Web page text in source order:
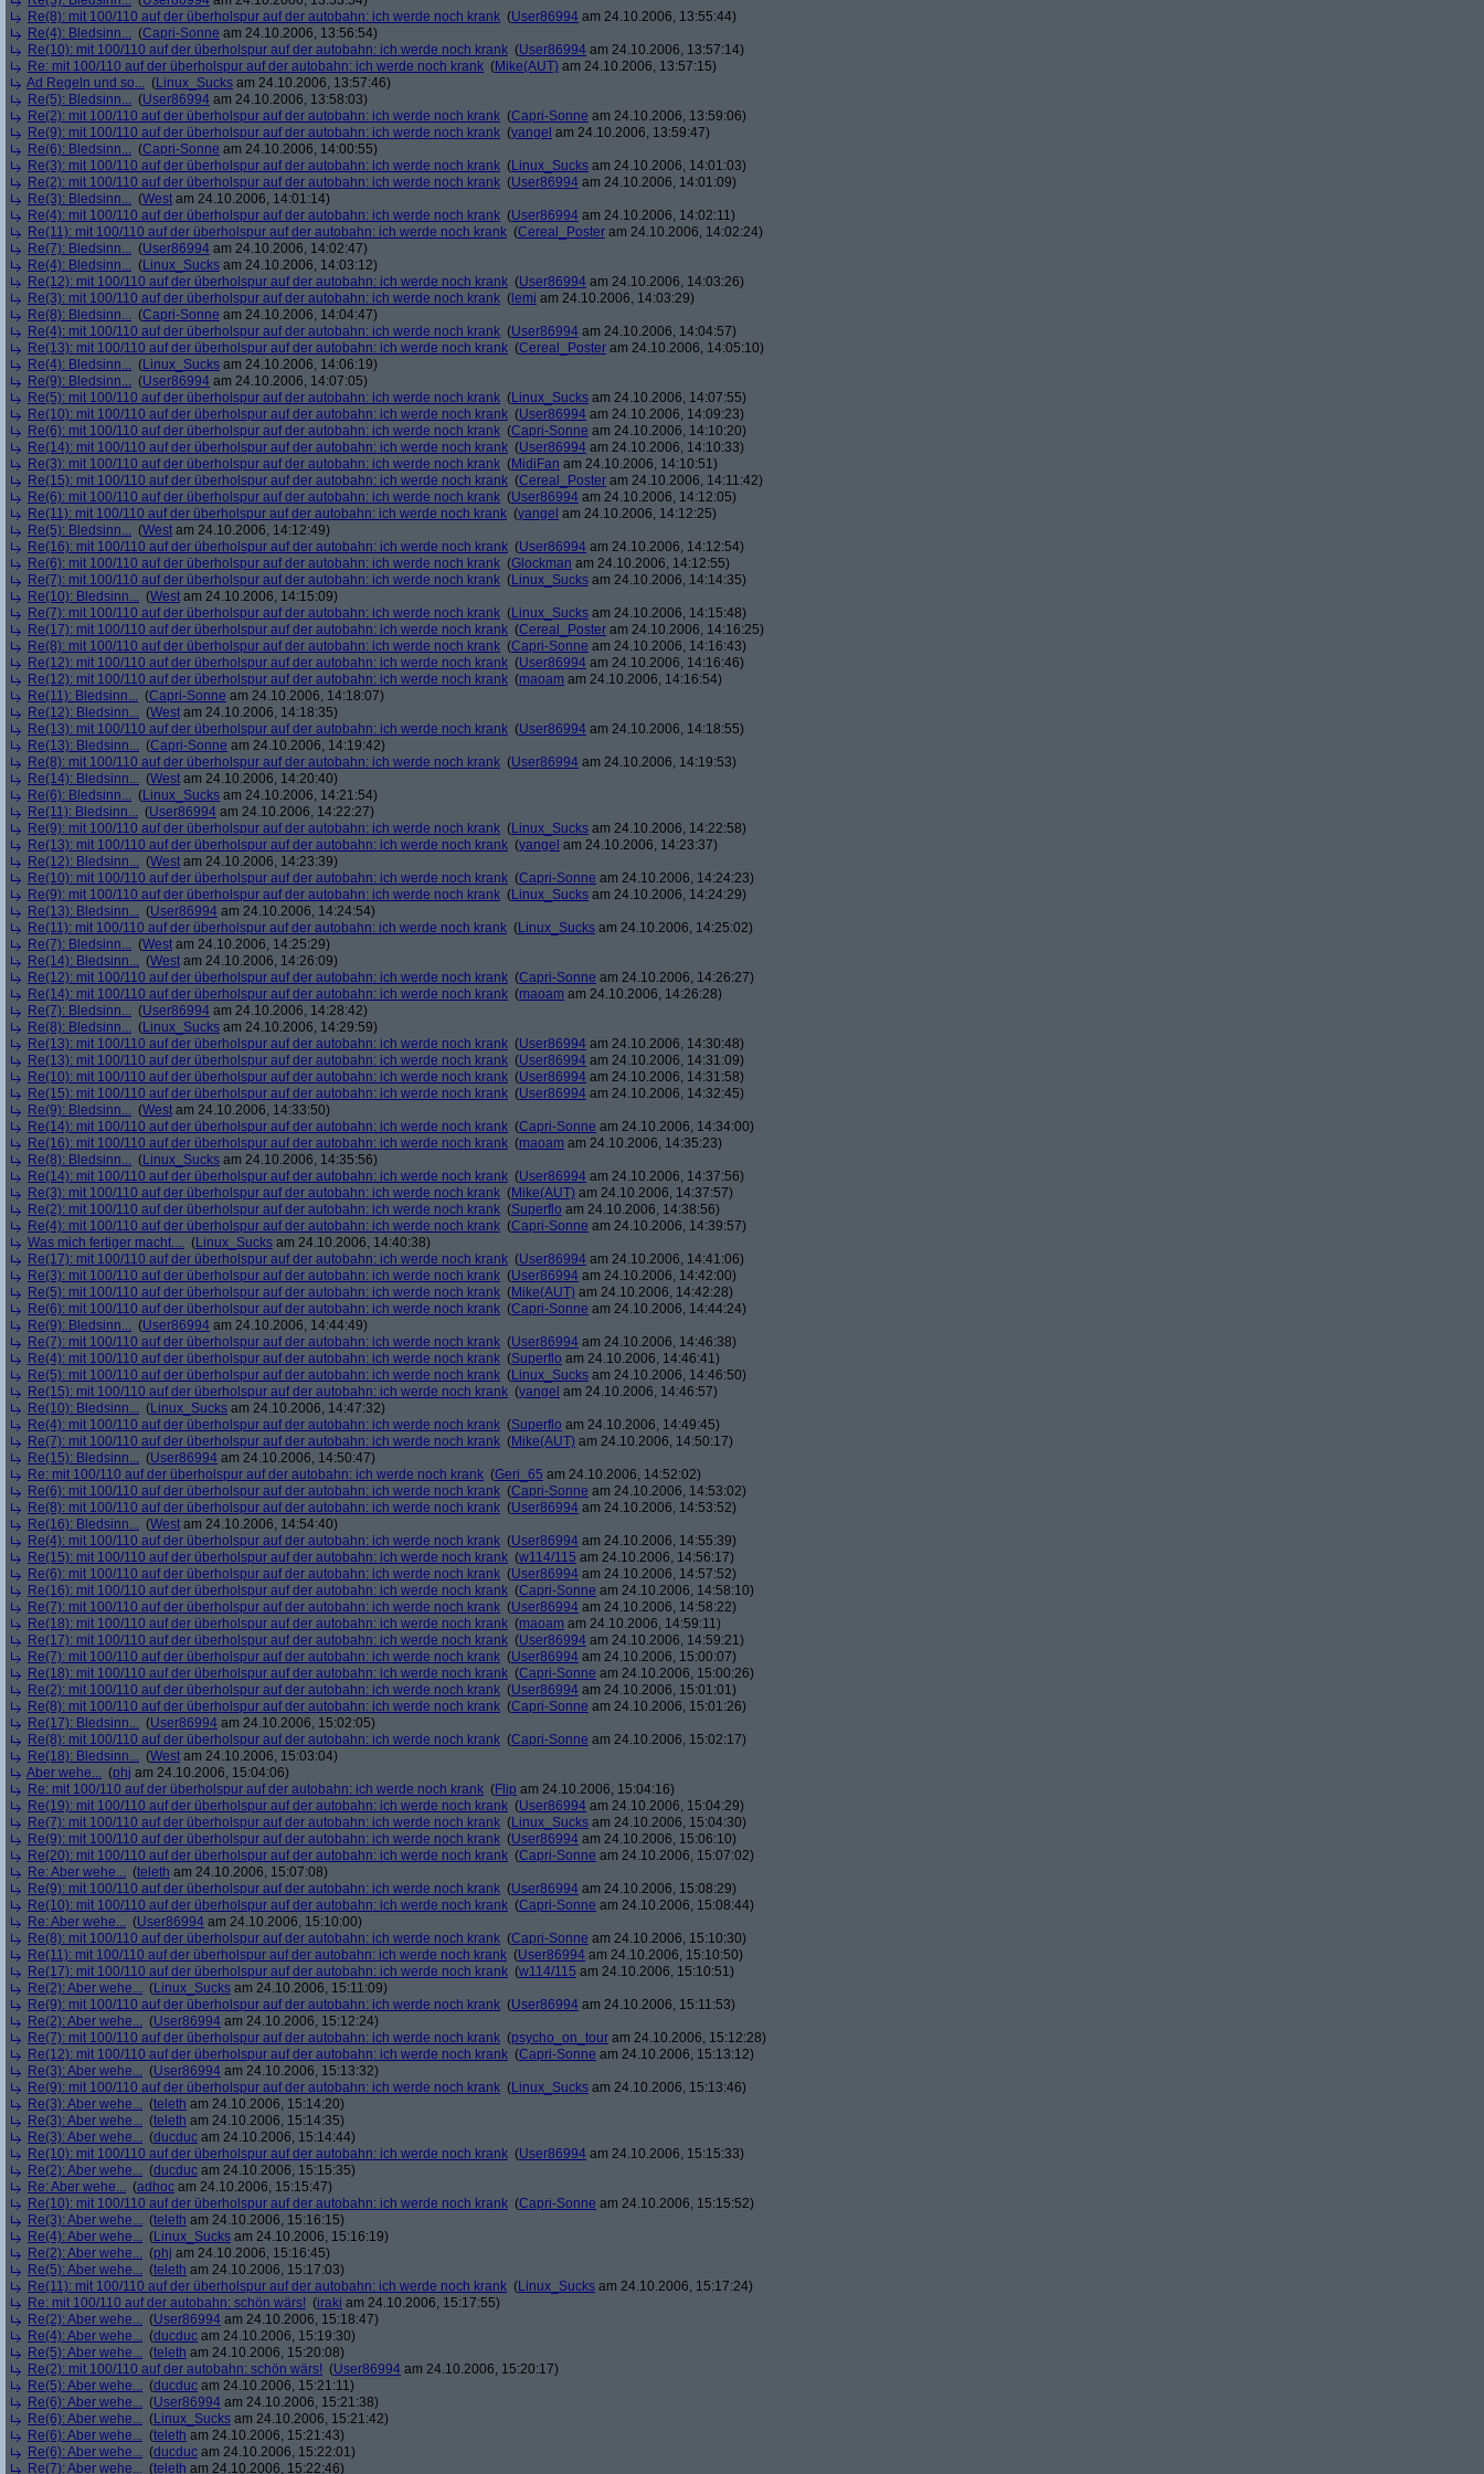
Re(8): mit 100/110 auf der überholspur auf der autobahn: ich werde noch krank (User86994 am 24.10.2006, 13:55:44)
Re(4): Bledsinn... (Capri-Sonne am 24.10.2006, 13:56:54)
Re(10): mit 100/110 auf der überholspur auf der autobahn: ich werde noch krank (User86994 am 24.10.2006, 13:57:14)
Re: mit 100/110 auf der überholspur auf der autobahn: ich werde noch krank (Mike(AUT) am 24.10.2006, 13:57:15)
Ad Regeln und so... (Linux_Sucks am 24.10.2006, 13:57:46)
Re(5): Bledsinn... (User86994 am 24.10.2006, 13:58:03)
Re(2): mit 100/110 auf der überholspur auf der autobahn: ich werde noch krank (Capri-Sonne am 24.10.2006, 13:59:06)
Re(9): mit 100/110 auf der überholspur auf der autobahn: ich werde noch krank (yangel am 24.10.2006, 13:59:47)
Re(6): Bledsinn... (Capri-Sonne am 24.10.2006, 14:00:55)
Re(3): mit 100/110 auf der überholspur auf der autobahn: ich werde noch krank (Linux_Sucks am 24.10.2006, 14:01:03)
Re(2): mit 100/110 auf der überholspur auf der autobahn: ich werde noch krank (User86994 am 24.10.2006, 14:01:09)
Re(3): Bledsinn... (West am 24.10.2006, 14:01:14)
Re(4): mit 100/110 auf der überholspur auf der autobahn: ich werde noch krank (User86994 am 24.10.2006, 14:02:11)
Re(11): mit 100/110 auf der überholspur auf der autobahn: ich werde noch krank (Cereal_Poster am 24.10.2006, 14:02:24)
Re(7): Bledsinn... (User86994 am 24.10.2006, 14:02:47)
Re(4): Bledsinn... (Linux_Sucks am 24.10.2006, 14:03:12)
Re(12): mit 100/110 auf der überholspur auf der autobahn: ich werde noch krank (User86994 am 24.10.2006, 14:03:26)
Re(3): mit 100/110 auf der überholspur auf der autobahn: ich werde noch krank ( lemi am 24.10.2006, 14:03:29)
Re(8): Bledsinn... (Capri-Sonne am 24.10.2006, 14:04:47)
Re(4): mit 100/110 auf der überholspur auf der autobahn: ich werde noch krank (User86994 am 24.10.2006, 14:04:57)
Re(13): mit 100/110 auf der überholspur auf der autobahn: ich werde noch krank (Cereal_Poster am 24.10.2006, 14:05:10)
Re(4): Bledsinn... (Linux_Sucks am 24.10.2006, 14:06:19)
Re(9): Bledsinn... (User86994 am 24.10.2006, 14:07:05)
Re(5): mit 100/110 auf der überholspur auf der autobahn: ich werde noch krank (Linux_Sucks am 24.10.2006, 14:07:55)
Re(10): mit 100/110 auf der überholspur auf der autobahn: ich werde noch krank (User86994 am 24.10.2006, 14:09:23)
Re(6): mit 100/110 auf der überholspur auf der autobahn: ich werde noch krank (Capri-Sonne am 24.10.2006, 14:10:20)
Re(14): mit 100/110 auf der überholspur auf der autobahn: ich werde noch krank (User86994 am 24.10.2006, 14:10:33)
Re(3): mit 100/110 auf der überholspur auf der autobahn: ich werde noch krank (MidiFan am 24.10.2006, 14:10:51)
Re(15): mit 100/110 auf der überholspur auf der autobahn: ich werde noch krank (Cereal_Poster am 24.10.2006, 14:11:42)
Re(6): mit 100/110 auf der überholspur auf der autobahn: ich werde noch krank (User86994 am 24.10.2006, 14:12:05)
Re(11): mit 100/110 auf der überholspur auf der autobahn: ich werde noch krank (yangel am 24.10.2006, 14:12:25)
Re(5): Bledsinn... (West am 24.10.2006, 14:12:49)
Re(16): mit 100/110 auf der überholspur auf der autobahn: ich werde noch krank (User86994 am 24.10.2006, 14:12:54)
Re(6): mit 100/110 auf der überholspur auf der autobahn: ich werde noch krank (Glockman am 24.10.2006, 14:12:55)
Re(7): mit 100/110 auf der überholspur auf der autobahn: ich werde noch krank (Linux_Sucks am 24.10.2006, 14:14:35)
Re(10): Bledsinn... (West am 24.10.2006, 14:15:09)
Re(7): mit 100/110 auf der überholspur auf der autobahn: ich werde noch krank (Linux_Sucks am 24.10.2006, 14:15:48)
Re(17): mit 100/110 auf der überholspur auf der autobahn: ich werde noch krank (Cereal_Poster am 24.10.2006, 14:16:25)
Re(8): mit 100/110 auf der überholspur auf der autobahn: ich werde noch krank (Capri-Sonne am 24.10.2006, 14:16:43)
Re(12): mit 100/110 auf der überholspur auf der autobahn: ich werde noch krank (User86994 am 24.10.2006, 14:16:46)
Re(12): mit 100/110 auf der überholspur auf der autobahn: ich werde noch krank (maoam am 24.10.2006, 14:16:54)
Re(11): Bledsinn... (Capri-Sonne am 24.10.2006, 14:18:07)
Re(12): Bledsinn... (West am 24.10.2006, 14:18:35)
Re(13): mit 100/110 auf der überholspur auf der autobahn: ich werde noch krank (User86994 am 24.10.2006, 14:18:55)
Re(13): Bledsinn... (Capri-Sonne am 24.10.2006, 14:19:42)
Re(8): mit 100/110 auf der überholspur auf der autobahn: ich werde noch krank (User86994 am 24.10.2006, 14:19:53)
Re(14): Bledsinn... (West am 24.10.2006, 14:20:40)
Re(6): Bledsinn... (Linux_Sucks am 24.10.2006, 14:21:54)
Re(11): Bledsinn... (User86994 am 24.10.2006, 14:22:27)
Re(9): mit 100/110 auf der überholspur auf der autobahn: ich werde noch krank (Linux_Sucks am 24.10.2006, 14:22:58)
Re(13): mit 100/110 auf der überholspur auf der autobahn: ich werde noch krank (yangel am 24.10.2006, 14:23:37)
Re(12): Bledsinn... (West am 24.10.2006, 14:23:39)
Re(10): mit 100/110 auf der überholspur auf der autobahn: ich werde noch krank (Capri-Sonne am 24.10.2006, 14:24:23)
Re(9): mit 100/110 auf der überholspur auf der autobahn: ich werde noch krank (Linux_Sucks am 24.10.2006, 14:24:29)
Re(13): Bledsinn... (User86994 am 24.10.2006, 14:24:54)
Re(11): mit 100/110 auf der überholspur auf der autobahn: ich werde noch krank (Linux_Sucks am 24.10.2006, 14:25:02)
Re(7): Bledsinn... (West am 24.10.2006, 14:25:29)
Re(14): Bledsinn... (West am 24.10.2006, 14:26:09)
Re(12): mit 100/110 auf der überholspur auf der autobahn: ich werde noch krank (Capri-Sonne am 24.10.2006, 14:26:27)
Re(14): mit 100/110 auf der überholspur auf der autobahn: ich werde noch krank (maoam am 24.10.2006, 14:26:28)
Re(7): Bledsinn... (User86994 am 24.10.2006, 14:28:42)
Re(8): Bledsinn... (Linux_Sucks am 24.10.2006, 14:29:59)
Re(13): mit 100/110 auf der überholspur auf der autobahn: ich werde noch krank (User86994 am 24.10.2006, 14:30:48)
Re(13): mit 100/110 auf der überholspur auf der autobahn: ich werde noch krank (User86994 am 24.10.2006, 14:31:09)
Re(10): mit 100/110 auf der überholspur auf der autobahn: ich werde noch krank (User86994 am 24.10.2006, 14:31:58)
Re(15): mit 100/110 auf der überholspur auf der autobahn: ich werde noch krank (User86994 am 24.10.2006, 14:32:45)
Re(9): Bledsinn... (West am 24.10.2006, 14:33:50)
Re(14): mit 100/110 auf der überholspur auf der autobahn: ich werde noch krank (Capri-Sonne am 24.10.2006, 14:34:00)
Re(16): mit 100/110 auf der überholspur auf der autobahn: ich werde noch krank (maoam am 24.10.2006, 14:35:23)
Re(8): Bledsinn... (Linux_Sucks am 24.10.2006, 14:35:56)
Re(14): mit 100/110 auf der überholspur auf der autobahn: ich werde noch krank (User86994 am 24.10.2006, 14:37:56)
Re(3): mit 100/110 auf der überholspur auf der autobahn: ich werde noch krank (Mike(AUT) am 24.10.2006, 14:37:57)
Re(2): mit 100/110 auf der überholspur auf der autobahn: ich werde noch krank (Superflo am 24.10.2006, 14:38:56)
Re(4): mit 100/110 auf der überholspur auf der autobahn: ich werde noch krank (Capri-Sonne am 24.10.2006, 14:39:57)
Was mich fertiger macht.... (Linux_Sucks am 24.10.2006, 14:40:38)
Re(17): mit 100/110 auf der überholspur auf der autobahn: ich werde noch krank (User86994 am 24.10.2006, 14:41:06)
Re(3): mit 100/110 auf der überholspur auf der autobahn: ich werde noch krank (User86994 am 24.10.2006, 14:42:00)
Re(5): mit 100/110 auf der überholspur auf der autobahn: ich werde noch krank (Mike(AUT) am 24.10.2006, 14:42:28)
Re(6): mit 100/110 auf der überholspur auf der autobahn: ich werde noch krank (Capri-Sonne am 24.10.2006, 14:44:24)
Re(9): Bledsinn... (User86994 am 24.10.2006, 14:44:49)
Re(7): mit 100/110 auf der überholspur auf der autobahn: ich werde noch krank (User86994 am 24.10.2006, 14:46:38)
Re(4): mit 100/110 auf der überholspur auf der autobahn: ich werde noch krank (Superflo am 24.10.2006, 14:46:41)
Re(5): mit 100/110 auf der überholspur auf der autobahn: ich werde noch krank (Linux_Sucks am 24.10.2006, 14:46:50)
Re(15): mit 100/110 auf der überholspur auf der autobahn: ich werde noch krank (yangel am 24.10.2006, 14:46:57)
Re(10): Bledsinn... (Linux_Sucks am 24.10.2006, 14:47:32)
Re(4): mit 100/110 auf der überholspur auf der autobahn: ich werde noch krank (Superflo am 24.10.2006, 14:49:45)
Re(7): mit 100/110 auf der überholspur auf der autobahn: ich werde noch krank (Mike(AUT) am 24.10.2006, 14:50:17)
Re(15): Bledsinn... (User86994 am 24.10.2006, 14:50:47)
Re: mit 100/110 auf der überholspur auf der autobahn: ich werde noch krank (Geri_65 am 24.10.2006, 14:52:02)
Re(6): mit 100/110 auf der überholspur auf der autobahn: ich werde noch krank (Capri-Sonne am 24.10.2006, 14:53:02)
Re(8): mit 100/110 auf der überholspur auf der autobahn: ich werde noch krank (User86994 am 24.10.2006, 14:53:52)
Re(16): Bledsinn... (West am 24.10.2006, 14:54:40)
Re(4): mit 100/110 auf der überholspur auf der autobahn: ich werde noch krank (User86994 am 24.10.2006, 14:55:39)
Re(15): mit 100/110 auf der überholspur auf der autobahn: ich werde noch krank (w114/115 am 24.10.2006, 14:56:17)
Re(6): mit 100/110 auf der überholspur auf der autobahn: ich werde noch krank (User86994 am 24.10.2006, 14:57:52)
Re(16): mit 100/110 auf der überholspur auf der autobahn: ich werde noch krank (Capri-Sonne am 24.10.2006, 14:58:10)
Re(7): mit 100/110 auf der überholspur auf der autobahn: ich werde noch krank (User86994 am 24.10.2006, 14:58:22)
Re(18): mit 100/110 auf der überholspur auf der autobahn: ich werde noch krank (maoam am 24.10.2006, 14:59:11)
Re(17): mit 100/110 auf der überholspur auf der autobahn: ich werde noch krank (User86994 am 24.10.2006, 14:59:21)
Re(7): mit 100/110 auf der überholspur auf der autobahn: ich werde noch krank (User86994 am 24.10.2006, 15:00:07)
Re(18): mit 100/110 auf der überholspur auf der autobahn: ich werde noch krank (Capri-Sonne am 24.10.2006, 15:00:26)
Re(2): mit 100/110 auf der überholspur auf der autobahn: ich werde noch krank (User86994 am 24.10.2006, 15:01:01)
Re(8): mit 100/110 auf der überholspur auf der autobahn: ich werde noch krank (Capri-Sonne am 24.10.2006, 15:01:26)
Re(17): Bledsinn... (User86994 am 24.10.2006, 15:02:05)
Re(8): mit 100/110 auf der überholspur auf der autobahn: ich werde noch krank (Capri-Sonne am 24.10.2006, 15:02:17)
Re(18): Bledsinn... (West am 24.10.2006, 15:03:04)
Aber wehe... (phj am 24.10.2006, 15:04:06)
Re: mit 100/110 auf der überholspur auf der autobahn: ich werde noch krank (Flip am 24.10.2006, 15:04:16)
Re(19): mit 100/110 auf der überholspur auf der autobahn: ich werde noch krank (User86994 am 24.10.2006, 15:04:29)
Re(7): mit 100/110 auf der überholspur auf der autobahn: ich werde noch krank (Linux_Sucks am 24.10.2006, 15:04:30)
Re(9): mit 100/110 auf der überholspur auf der autobahn: ich werde noch krank (User86994 am 24.10.2006, 15:06:10)
Re(20): mit 100/110 auf der überholspur auf der autobahn: ich werde noch krank (Capri-Sonne am 24.10.2006, 15:07:02)
Re: Aber wehe... (teleth am 24.10.2006, 15:07:08)
Re(9): mit 100/110 auf der überholspur auf der autobahn: ich werde noch krank (User86994 am 24.10.2006, 15:08:29)
Re(10): mit 100/110 auf der überholspur auf der autobahn: ich werde noch krank (Capri-Sonne am 24.10.2006, 15:08:44)
Re: Aber wehe... (User86994 am 24.10.2006, 15:10:00)
Re(8): mit 100/110 auf der überholspur auf der autobahn: ich werde noch krank (Capri-Sonne am 24.10.2006, 15:10:30)
Re(11): mit 100/110 auf der überholspur auf der autobahn: ich werde noch krank (User86994 am 24.10.2006, 15:10:50)
Re(17): mit 100/110 auf der überholspur auf der autobahn: ich werde noch krank (w114/115 am 24.10.2006, 15:10:51)
Re(2): Aber wehe... (Linux_Sucks am 24.10.2006, 15:11:09)
Re(9): mit 100/110 auf der überholspur auf der autobahn: ich werde noch krank (User86994 am 24.10.2006, 15:11:53)
Re(2): Aber wehe... (User86994 am 24.10.2006, 15:12:24)
Re(7): mit 100/110 auf der überholspur auf der autobahn: ich werde noch krank (psycho_on_tour am 24.10.2006, 15:12:28)
Re(12): mit 100/110 auf der überholspur auf der autobahn: ich werde noch krank (Capri-Sonne am 24.10.2006, 15:13:12)
Re(3): Aber wehe... (User86994 am 24.10.2006, 15:13:32)
Re(9): mit 100/110 auf der überholspur auf der autobahn: ich werde noch krank (Linux_Sucks am 24.10.2006, 15:13:46)
Re(3): Aber wehe... (teleth am 24.10.2006, 15:14:20)
Re(3): Aber wehe... (teleth am 24.10.2006, 15:14:35)
Re(3): Aber wehe... (ducduc am 24.10.2006, 15:14:44)
Re(10): mit 100/110 auf der überholspur auf der autobahn: ich werde noch krank (User86994 am 24.10.2006, 15:15:33)
Re(2): Aber wehe... (ducduc am 24.10.2006, 15:15:35)
Re: Aber wehe... (adhoc am 24.10.2006, 15:15:47)
Re(10): mit 100/110 auf der überholspur auf der autobahn: ich werde noch krank (Capri-Sonne am 24.10.2006, 15:15:52)
Re(3): Aber wehe... (teleth am 24.10.2006, 15:16:15)
Re(4): Aber wehe... (Linux_Sucks am 24.10.2006, 15:16:19)
Re(2): Aber wehe... (phj am 24.10.2006, 15:16:45)
Re(5): Aber wehe... (teleth am 24.10.2006, 15:17:03)
Re(11): mit 100/110 auf der überholspur auf der autobahn: ich werde noch krank (Linux_Sucks am 24.10.2006, 15:17:24)
Re: mit 100/110 auf der autobahn: schön wärs! (iraki am 24.10.2006, 15:17:55)
Re(2): Aber wehe... (User86994 am 24.10.2006, 15:18:47)
Re(4): Aber wehe... (ducduc am 24.10.2006, 15:19:30)
Re(5): Aber wehe... (teleth am 24.10.2006, 15:20:08)
Re(2): mit 100/110 auf der autobahn: schön wärs! (User86994 am 24.10.2006, 15:20:17)
Re(5): Aber wehe... (ducduc am 24.10.2006, 15:21:11)
Re(6): Aber wehe... (User86994 am 24.10.2006, 15:21:38)
Re(6): Aber wehe... (Linux_Sucks am 24.10.2006, 15:21:42)
Re(6): Aber wehe... (teleth am 24.10.2006, 15:21:43)
Re(6): Aber wehe... (ducduc am 24.10.2006, 15:22:01)
Re(7): Aber wehe... (teleth am 24.10.2006, 15:22:46)